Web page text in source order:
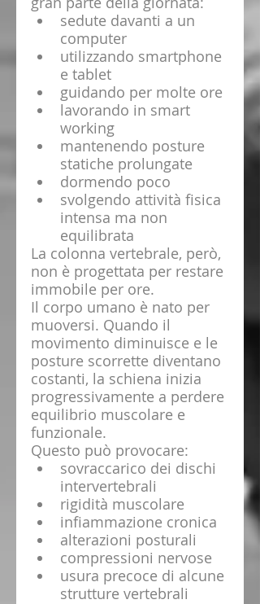
sedute davanti a un
computer
utilizzando smartphone
e tablet
guidando per molte ore
lavorando in smart
working
mantenendo posture
statiche prolungate
dormendo poco
svolgendo attività fisica
intensa ma non
equilibrata
La colonna vertebrale, però,
non è progettata per restare
immobile per ore.
Il corpo umano è nato per
muoversi. Quando il
movimento diminuisce e le
posture scorrette diventano
costanti, la schiena inizia
progressivamente a perdere
equilibrio muscolare e
funzionale.
Questo può provocare:
sovraccarico dei dischi
intervertebrali
rigidità muscolare
infiammazione cronica
alterazioni posturali
compressioni nervose
usura precoce di alcune
strutture vertebrali